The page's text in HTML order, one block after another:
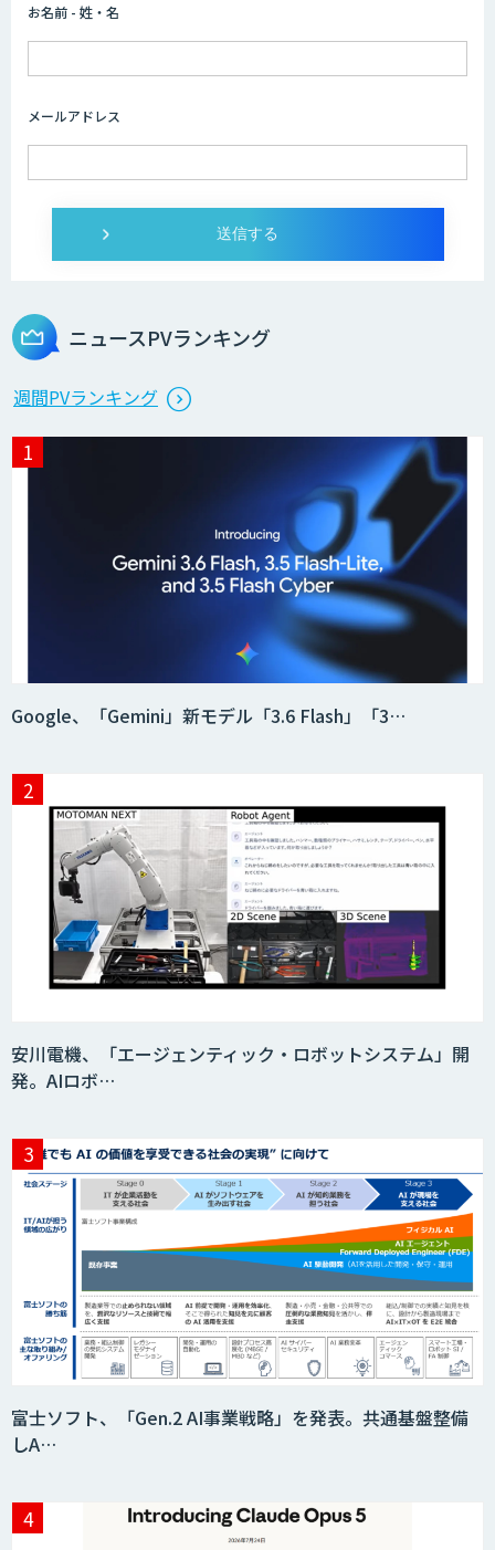
お名前 - 姓・名
メールアドレス
ニュースPVランキング
週間PVランキング
Google、「Gemini」新モデル「3.6 Flash」「3…
安川電機、「エージェンティック・ロボットシステム」開
発。AIロボ…
富士ソフト、「Gen.2 AI事業戦略」を発表。共通基盤整備
しA…